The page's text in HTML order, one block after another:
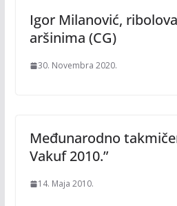
Igor Milanović,
aršinima (CG)
30. Novembra 2020.
Međunarodno
Vakuf 2010.”
14. Maja 2010.